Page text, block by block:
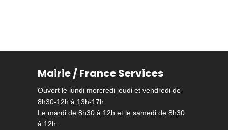
Mairie / France Services
Ouvert le lundi mercredi jeudi et vendredi de
8h30-12h à 13h-17h
Le mardi de 8h30 à 12h et le samedi de 8h30
à 12h.